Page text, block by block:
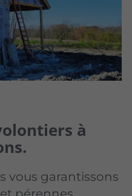
à
vous garantissons